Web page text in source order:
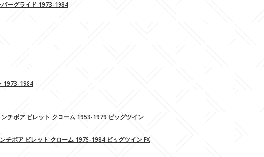
パーグライド 1973-1984
1973-1984
チボア ビレット クローム 1958-1979 ビッグツイン
チボア ビレット クローム 1979-1984 ビッグツイン FX